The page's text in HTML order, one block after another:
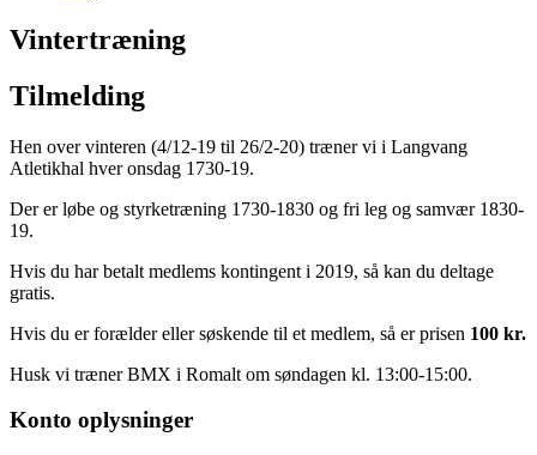
Vintertræning
Tilmelding
Hen over vinteren (4/12-19 til 26/2-20) træner vi i Langvang
Atletikhal hver onsdag 1730-19.
Der er løbe og styrketræning 1730-1830 og fri leg og samvær 1830-
19.
Hvis du har betalt medlems kontingent i 2019, så kan du deltage
gratis.
Hvis du er forælder eller søskende til et medlem, så er prisen 100 kr.
Husk vi træner BMX i Romalt om søndagen kl. 13:00-15:00.
Konto oplysninger